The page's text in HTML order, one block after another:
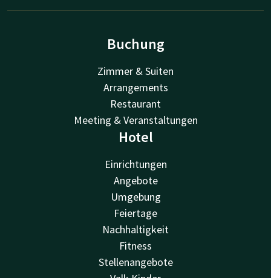
Buchung
Zimmer & Suiten
Arrangements
Restaurant
Meeting & Veranstaltungen
Hotel
Einrichtungen
Angebote
Umgebung
Feiertage
Nachhaltigkeit
Fitness
Stellenangebote